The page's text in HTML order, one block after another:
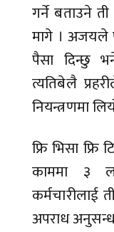
गर्ने बताउने
मागे । अजयले
पैसा दिन्छु
त्यतिबेलै
नियन्त्रणमा
फ्रि भिसा
काममा ३
कर्मचारीलाई
अपराध